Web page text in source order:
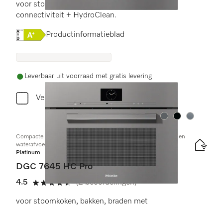
voor stoomkoken, bakken, braden met
connectiviteit + HydroClean.
Online Label Flag, Energielabel
Productinformatieblad
Leverbaar uit voorraad met gratis levering
Vergelijken
Kleur:Kleur:Kleur:
Compacte combi-stoomoven met aansluiting voor vers water en
waterafvoer
Platinum
DGC 7645 HC Pro
4.5
4.5 sterren op 5
(2 beoordelingen)
voor stoomkoken, bakken, braden met